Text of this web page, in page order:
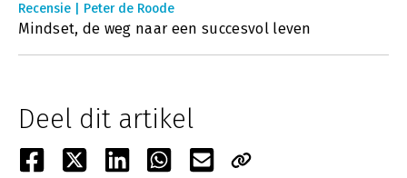
Recensie | Peter de Roode
Mindset, de weg naar een succesvol leven
Deel dit artikel